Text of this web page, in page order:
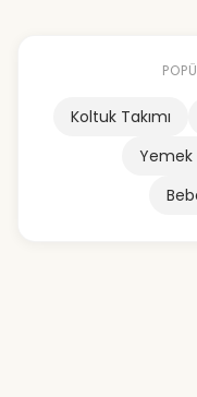
Koltuk Takımı
Yemek